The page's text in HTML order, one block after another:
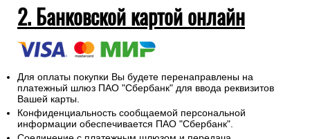
2. Банковской картой онлайн
Для оплаты покупки Вы будете перенаправлены на
платежный шлюз ПАО "Сбербанк" для ввода реквизитов
Вашей карты.
Конфиденциальность сообщаемой персональной
информации обеспечивается ПАО "Сбербанк".